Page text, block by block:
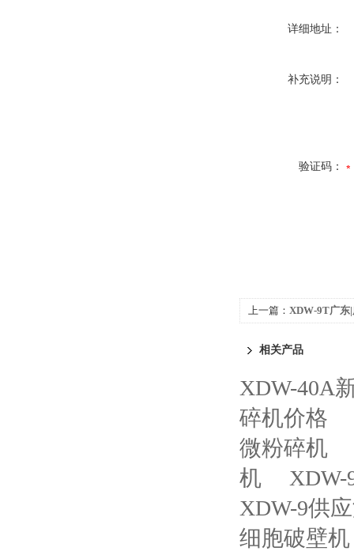
详细地址：
补充说明：
验证码：
上一篇： XDW-9T广东
相关产品
XDW-40A
碎机价格
微粉碎机
机
XDW-9供
细胞破壁机